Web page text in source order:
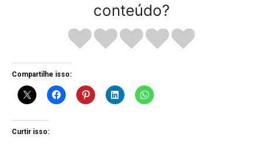
conteúdo?
Compartilhe isso:
Curtir isso: